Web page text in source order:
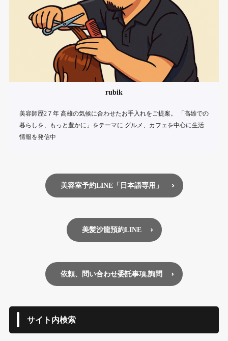
rubik
美容師歴2７年 高雄の気候に合わせたお手入れをご提案。 「高雄での
暮らしを、もっと豊かに」をテーマに グルメ、カフェを中心に生活
情報を発信中
美容室予約LINE「日本語専用」
美髪沙龍預約LINE
依頼、問い合わせ委託事項,詢問
サイト内検索